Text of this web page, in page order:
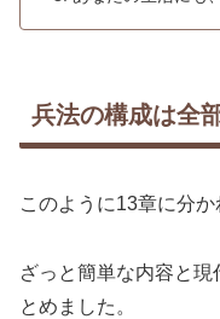
兵法の構成は全
このように13章に分か
ざっと簡単な内容と
とめました。